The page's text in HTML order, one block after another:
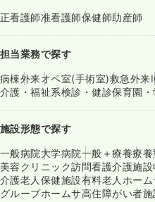
正看護師准看護師保健師助産師
担当業務で探す
病棟外来オペ室(手術室)救急外来
介護・福祉系検診・健診保育園
施設形態で探す
一般病院大学病院一般＋療養療養
美容クリニック訪問看護介護施設
介護老人保健施設有料老人ホーム
グループホームサ高住障がい者施